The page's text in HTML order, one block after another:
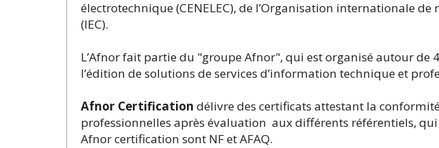
électrotechnique (CENELEC), de l’Organisation internationale
(IEC).
L’Afnor fait partie du "groupe Afnor", qui est organisé autour
l’édition de solutions de services d’information technique et
Afnor Certification délivre des certificats attestant la
professionnelles après évaluation aux différents référentiels,
Afnor certification sont NF et AFAQ.